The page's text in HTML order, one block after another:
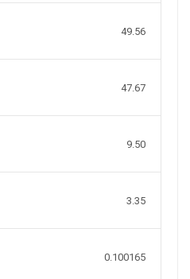
49.56
47.67
9.50
3.35
0.100165